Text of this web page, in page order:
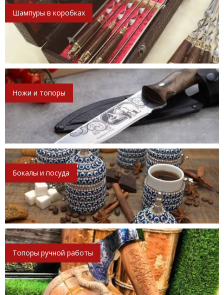
Шампуры в коробках
Ножи и топоры
Бокалы и посуда
Топоры ручной работы